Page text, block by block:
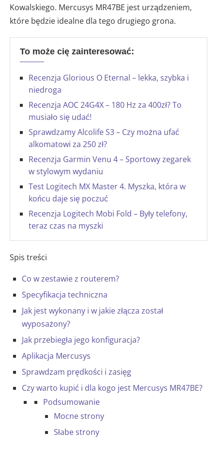
Kowalskiego. Mercusys MR47BE jest urządzeniem,
które będzie idealne dla tego drugiego grona.
To może cię zainteresować:
Recenzja Glorious O Eternal – lekka, szybka i
niedroga
Recenzja AOC 24G4X – 180 Hz za 400zł? To
musiało się udać!
Sprawdzamy Alcolife S3 – Czy można ufać
alkomatowi za 250 zł?
Recenzja Garmin Venu 4 – Sportowy zegarek
w stylowym wydaniu
Test Logitech MX Master 4. Myszka, która w
końcu daje się poczuć
Recenzja Logitech Mobi Fold – Były telefony,
teraz czas na myszki
Spis treści
Co w zestawie z routerem?
Specyfikacja techniczna
Jak jest wykonany i w jakie złącza został
wyposażony?
Jak przebiegła jego konfiguracja?
Aplikacja Mercusys
Sprawdzam prędkości i zasięg
Czy warto kupić i dla kogo jest Mercusys MR47BE?
Podsumowanie
Mocne strony
Słabe strony